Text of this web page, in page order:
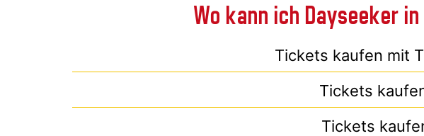
Wo kann ich Dayseeker
Tickets kaufen mit
Tickets
Tickets